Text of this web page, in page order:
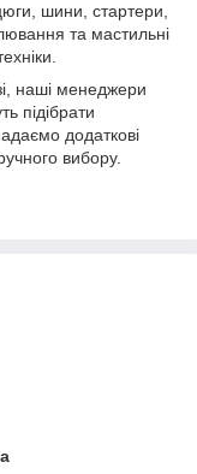
шини, стартери,
та мастильні
наші менеджери
підібрати
додаткові
вибору.